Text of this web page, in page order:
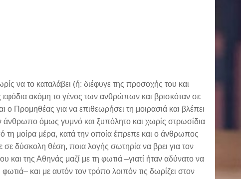
να το καταλάβει (ή: διέφυγε της προσοχής του και
εφόδια ακόμη το γένος των ανθρώπων και βρισκόταν σε
ο Προμηθέας για να επιθεωρήσει τη μοιρασιά και βλέπει
άνθρωπο όμως γυμνό και ξυπόλητο και χωρίς στρωσίδια
τη μοίρα μέρα, κατά την οποία έπρεπε και ο άνθρωπος
δύσκολη θέση, ποια λογής σωτηρία να βρει για τον
και της Αθηνάς μαζί με τη φωτιά –γιατί ήταν αδύνατο να
και με αυτόν τον τρόπο λοιπόν τις δωρίζει στον